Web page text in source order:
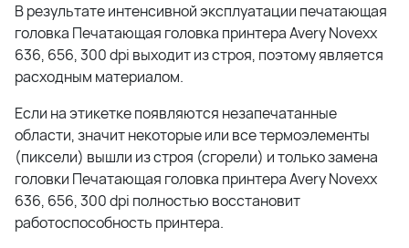
В результате интенсивной эксплуатации печатающая
головка Печатающая головка принтера Avery Novexx
636, 656, 300 dpi выходит из строя, поэтому является
расходным материалом.
Если на этикетке появляются незапечатанные
области, значит некоторые или все термоэлементы
(пиксели) вышли из строя (сгорели) и только замена
головки Печатающая головка принтера Avery Novexx
636, 656, 300 dpi полностью восстановит
работоспособность принтера.